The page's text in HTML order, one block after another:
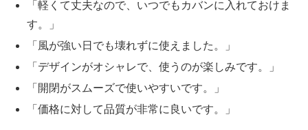
「軽くて丈夫なので、いつでもカバンに入れておけま
す。」
「風が強い日でも壊れずに使えました。」
「デザインがオシャレで、使うのが楽しみです。」
「開閉がスムーズで使いやすいです。」
「価格に対して品質が非常に良いです。」